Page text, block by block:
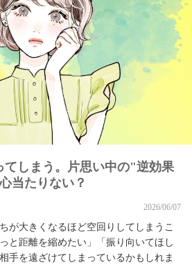
てしまう。片思い中の"逆効果
当たりない？
2026/06/07
が大きくなるほど空回りしてしまうこ
と距離を縮めたい」「振り向いてほし
手を遠ざけてしまっているかもしれま